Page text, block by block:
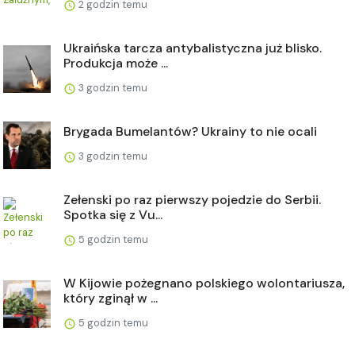
2 godzin temu
Ukraińska tarcza antybalistyczna już blisko.
Produkcja może ...
3 godzin temu
Brygada Bumelantów? Ukrainy to nie ocali
3 godzin temu
Zełenski po raz pierwszy pojedzie do Serbii.
Spotka się z Vu...
5 godzin temu
W Kijowie pożegnano polskiego wolontariusza,
który zginął w ...
5 godzin temu